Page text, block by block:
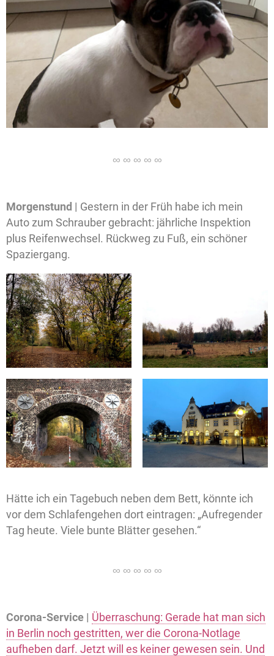
Morgenstund | Gestern in der Früh habe ich mein
Auto zum Schrauber gebracht: jährliche Inspektion
plus Reifenwechsel. Rückweg zu Fuß, ein schöner
Spaziergang.
Hätte ich ein Tagebuch neben dem Bett, könnte ich
vor dem Schlafengehen dort eintragen: „Aufregender
Tag heute. Viele bunte Blätter gesehen.“
Corona-Service | Überraschung: Gerade hat man sich
in Berlin noch gestritten, wer die Corona-Notlage
aufheben darf. Jetzt will es keiner gewesen sein. Und